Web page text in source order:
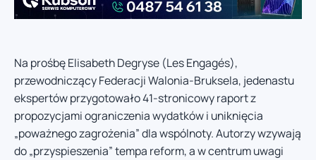
Na prośbę Elisabeth Degryse (Les Engagés),
przewodniczący Federacji Walonia-Bruksela, jedenastu
ekspertów przygotowało 41-stronicowy raport z
propozycjami ograniczenia wydatków i uniknięcia
„poważnego zagrożenia” dla wspólnoty. Autorzy wzywają
do „przyspieszenia” tempa reform, a w centrum uwagi